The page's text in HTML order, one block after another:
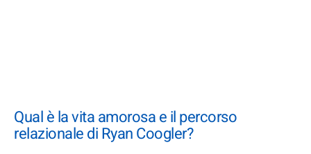
Qual è la vita amorosa e il percorso
relazionale di Ryan Coogler?